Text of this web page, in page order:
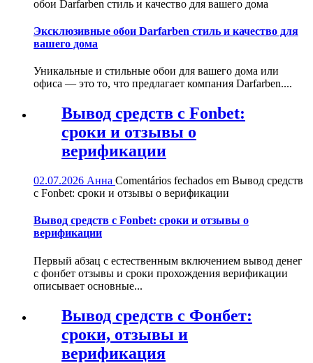
обои Darfarben стиль и качество для вашего дома
Эксклюзивные обои Darfarben стиль и качество для
вашего дома
Уникальные и стильные обои для вашего дома или
офиса — это то, что предлагает компания Darfarben....
Вывод средств с Fonbet:
сроки и отзывы о
верификации
02.07.2026 Анна Comentários fechados em Вывод средств
с Fonbet: сроки и отзывы о верификации
Вывод средств с Fonbet: сроки и отзывы о
верификации
Первый абзац с естественным включением вывод денег
с фонбет отзывы и сроки прохождения верификации
описывает основные...
Вывод средств с Фонбет:
сроки, отзывы и
верификация